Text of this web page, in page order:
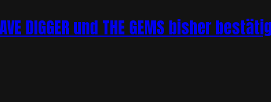
DIGGER und THE GEMS bisher